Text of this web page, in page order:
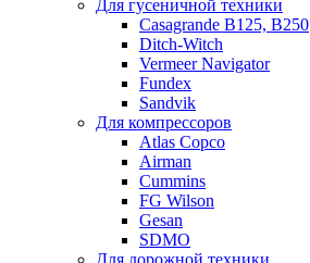
Для гусеничной техники
Casagrande B125, B250
Ditch-Witch
Vermeer Navigator
Fundex
Sandvik
Для компрессоров
Atlas Copco
Airman
Cummins
FG Wilson
Gesan
SDMO
Для дорожной техники